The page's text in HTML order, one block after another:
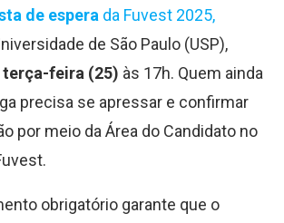
de espera da Fuvest 2025,
de São Paulo (USP),
terça-feira (25) às 17h. Quem ainda
precisa se apressar e confirmar
por meio da Área do Candidato no
obrigatório garante que o